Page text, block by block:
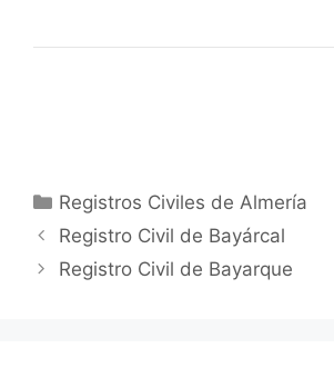
Categorías
Registros Civiles de Almería
Registro Civil de Bayárcal
Registro Civil de Bayarque